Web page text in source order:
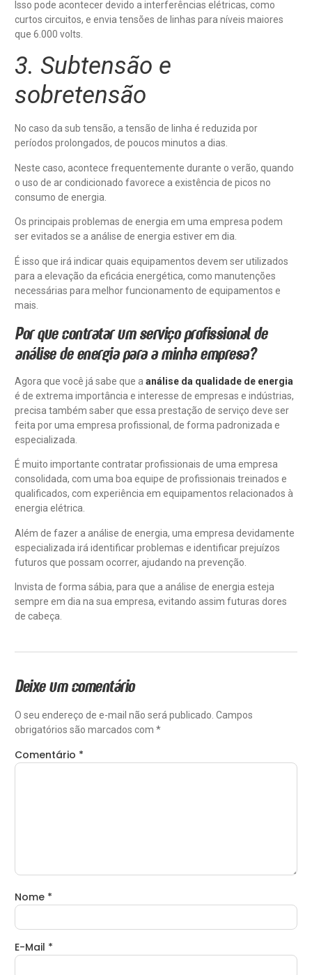
Isso pode acontecer devido a interferências elétricas, como
curtos circuitos, e envia tensões de linhas para níveis maiores
que 6.000 volts.
3. Subtensão e
sobretensão
No caso da sub tensão, a tensão de linha é reduzida por
períodos prolongados, de poucos minutos a dias.
Neste caso, acontece frequentemente durante o verão, quando
o uso de ar condicionado favorece a existência de picos no
consumo de energia.
Os principais problemas de energia em uma empresa podem
ser evitados se a análise de energia estiver em dia.
É isso que irá indicar quais equipamentos devem ser utilizados
para a elevação da eficácia energética, como manutenções
necessárias para melhor funcionamento de equipamentos e
mais.
Por que contratar um serviço profissional de
análise de energia para a minha empresa?
Agora que você já sabe que a análise da qualidade de energia
é de extrema importância e interesse de empresas e indústrias,
precisa também saber que essa prestação de serviço deve ser
feita por uma empresa profissional, de forma padronizada e
especializada.
É muito importante contratar profissionais de uma empresa
consolidada, com uma boa equipe de profissionais treinados e
qualificados, com experiência em equipamentos relacionados à
energia elétrica.
Além de fazer a análise de energia, uma empresa devidamente
especializada irá identificar problemas e identificar prejuízos
futuros que possam ocorrer, ajudando na prevenção.
Invista de forma sábia, para que a análise de energia esteja
sempre em dia na sua empresa, evitando assim futuras dores
de cabeça.
Deixe um comentário
O seu endereço de e-mail não será publicado. Campos
obrigatórios são marcados com *
Comentário *
Nome *
E-Mail *